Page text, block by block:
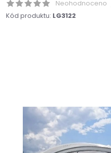
Neohodnoceno
Kód produktu: LG3122